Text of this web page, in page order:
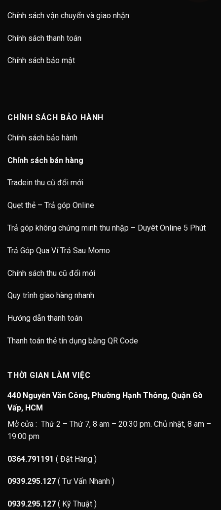
Chính sách vận chuyển và giao nhận
Chính sách thanh toán
Chính sách bảo mật
CHÍNH SÁCH BẢO HÀNH
Chính sách bảo hành
Chính sách bán hàng
Tradein thu cũ đổi mới
Quẹt thẻ – Trả góp Online
Trả góp không chứng minh thu nhập – Duyêt Online 5 Phút
Trả Góp Qua Ví Trả Sau Momo
Chính sách thu cũ đổi mới
Quy trình giao hàng nhanh
Hướng dẫn thanh toán
Thanh toán thẻ tín dụng bằng QR Code
THỜI GIAN LÀM VIỆC
440 Nguyễn Văn Công, Phường Hạnh Thông, Quận Gò
Vấp, HCM
Mở cửa : Thứ 2 – Thứ 7, 8 am – 20:30 pm. Chủ nhật, 8 am –
19:00 pm
0364.791191 ( Đặt Hàng )
0939.295.127 ( Tư Vấn Nhanh )
0939.295.127 ( Kỹ Thuật )